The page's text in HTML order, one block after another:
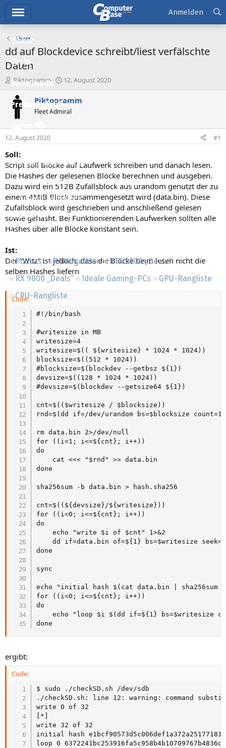
Ticker
Tests
Downloads
Preisvergleich
Forum
Aktuelles
Empfohlene Inhalte
Neue Beiträge
Neueste Aktivitäten
Leserartikel
Regeln
Podcast RAMageddon
RTX 5000 „Deals“
RX 9000 „Deals“
Ideale Gaming-PCs
GPU-Rangliste
CPU-Rangliste
Anmelden
Linux
dd auf Blockdevice schreibt/liest verfälschte
Daten
E
r
s
t
e
r
Piktogramm
E
s
t
e
t
12. August 2020
Piktogramm
Fleet Admiral
12. August 2020 #1
Soll:
Script soll Blöcke auf Laufwerk schreiben und danach lesen.
Die Hashes der gelesenen Blöcke berechnen und ausgeben.
Dazu wird ein 512B Zufallsblock aus urandom genutzt der zu
einem 4MiB Block zusammengesetzt wird (data.bin). Diese
Zufallsblock wird geschrieben und anschließend gelesen
sowie gehasht. Bei Funktionierenden Laufwerken sollten alle
Hashes über alle Blöcke konstant sein.
Ist:
Der "Witz" ist jedoch, dass die Blöcke beim lesen nicht die
selben Hashes liefern
Code:
#!/bin/bash
#writesize in MB
writesize=4
writesize=$(( ${writesize} * 1024 * 1024))
blocksize=$((512 * 1024))
#blocksize=$(blockdev --getbsz ${1})
devsize=$((128 * 1024 * 1024))
#devsize=$(blockdev --getsize64 ${1})
cnt=$(($writesize / $blocksize))
rnd=$(dd if=/dev/urandom bs=$blocksize
rm data.bin 2>/dev/null
for ((i=1; i<=${cnt}; i++))
do
    cat <<< "$rnd" >> data.bin
done
sha256sum -b data.bin > hash.sha256
cnt=$((${devsize}/${writesize}))
for ((i=0; i<=${cnt}; i++))
do
    echo "write $i of $cnt" 1>&2
dd if=data.bin of=${1} bs=$writesize
done
sync
echo "initial hash $(cat data.bin | sha256sum
for ((i=0; i<=${cnt}; i++))
do
echo "loop $i $(dd if=${1} bs=$writesize
done
ergibt:
Code:
$ sudo ./checkSD.sh /dev/sdb
./checkSD.sh: line 12: warning: command
write 0 of 32
[*]
write 32 of 32
initial hash
loop 0